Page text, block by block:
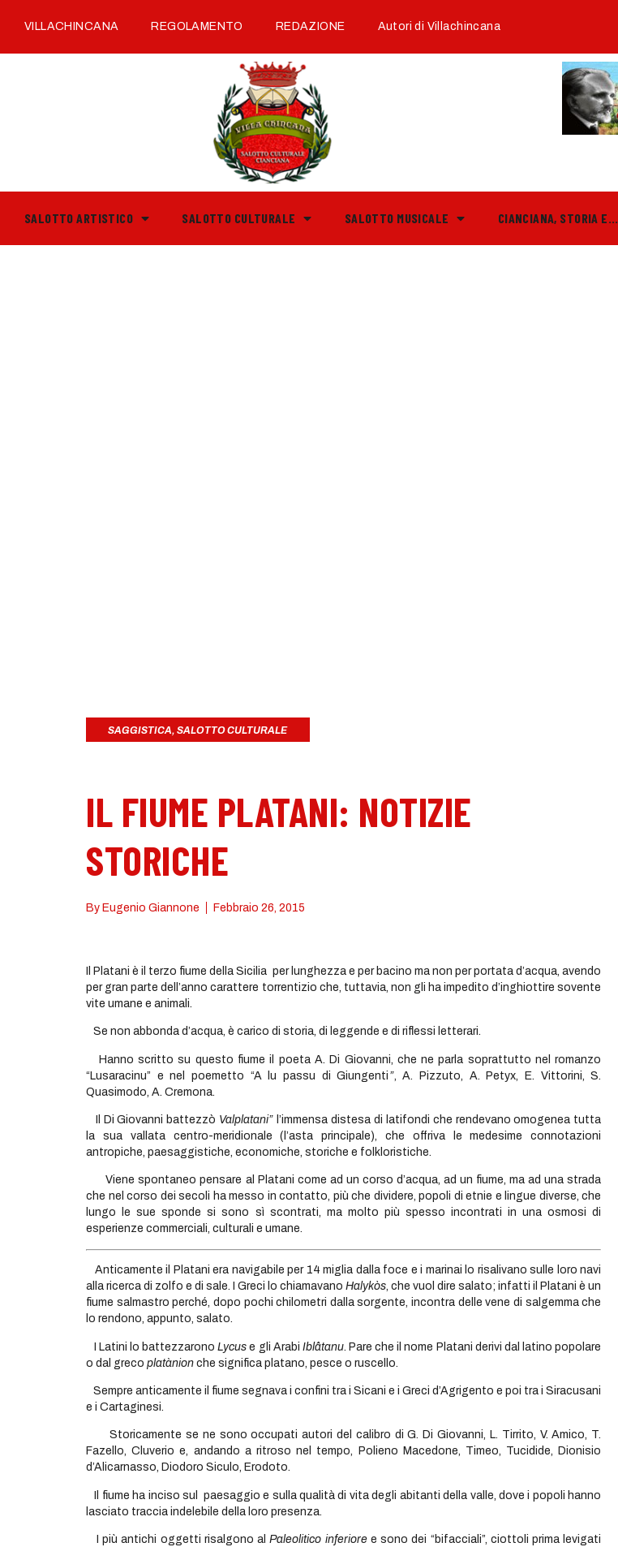
VILLACHINCANA REGOLAMENTO REDAZIONE Autori di Villachincana
SALOTTO ARTISTICO SALOTTO CULTURALE SALOTTO MUSICALE CIANCIANA, STORIA E…
SAGGISTICA,SALOTTO CULTURALE
IL FIUME PLATANI: NOTIZIE
STORICHE
By Eugenio Giannone Febbraio 26, 2015
Il Platani è il terzo fiume della Sicilia per lunghezza e per bacino ma non per portata d’acqua, avendo
per gran parte dell’anno carattere torrentizio che, tuttavia, non gli ha impedito d’inghiottire sovente
vite umane e animali.
Se non abbonda d’acqua, è carico di storia, di leggende e di riflessi letterari.
Hanno scritto su questo fiume il poeta A. Di Giovanni, che ne parla soprattutto nel romanzo
“Lusaracinu” e nel poemetto “A lu passu di Giungenti ”, A. Pizzuto, A. Petyx, E. Vittorini, S.
Quasimodo, A. Cremona.
Il Di Giovanni battezzò Valplatani” l’immensa distesa di latifondi che rendevano omogenea tutta
la sua vallata centro-meridionale (l’asta principale), che offriva le medesime connotazioni
antropiche, paesaggistiche, economiche, storiche e folkloristiche.
Viene spontaneo pensare al Platani come ad un corso d’acqua, ad un fiume, ma ad una strada
che nel corso dei secoli ha messo in contatto, più che dividere, popoli di etnie e lingue diverse, che
lungo le sue sponde si sono sì scontrati, ma molto più spesso incontrati in una osmosi di
esperienze commerciali, culturali e umane.
Anticamente il Platani era navigabile per 14 miglia dalla foce e i marinai lo risalivano sulle loro navi
alla ricerca di zolfo e di sale. I Greci lo chiamavanoHalykòs, che vuol dire salato; infatti il Platani è un
fiume salmastro perché, dopo pochi chilometri dalla sorgente, incontra delle vene di salgemma che
lo rendono, appunto, salato.
I Latini lo battezzaronoLycus e gli Arabi Iblâtanu. Pare che il nome Platani derivi dal latino popolare
o dal grecoplatànion che significa platano, pesce o ruscello.
Sempre anticamente il fiume segnava i confini tra i Sicani e i Greci d’Agrigento e poi tra i Siracusani
e i Cartaginesi.
Storicamente se ne sono occupati autori del calibro di G. Di Giovanni, L. Tirrito, V. Amico, T.
Fazello, Cluverio e, andando a ritroso nel tempo, Polieno Macedone, Timeo, Tucidide, Dionisio
d’Alicarnasso, Diodoro Siculo, Erodoto.
Il fiume ha inciso sul paesaggio e sulla qualità di vita degli abitanti della valle, dove i popoli hanno
lasciato traccia indelebile della loro presenza.
I più antichi oggetti risalgono alPaleolitico inferioree sono dei “bifacciali”, ciottoli prima levigati